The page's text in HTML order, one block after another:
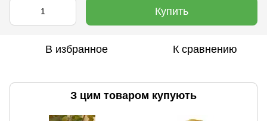
Купить
В избранное К сравнению
З цим товаром купують